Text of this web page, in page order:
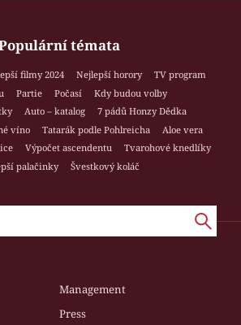
témata
filmy 2024 Nejlepší horory
TV program
Partie Počasí
Kdy budou volby
Auto – katalog
7 pádů Honzy Dědka
víno Tatarák podle Pohlreicha
Aloe vera
Výpočet ascendentu
Tvarohové knedlíky
palačinky
Švestkový koláč
Management
Press